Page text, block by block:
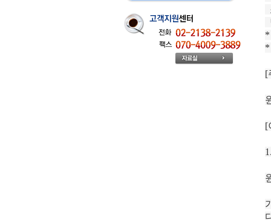
*
*
[
[